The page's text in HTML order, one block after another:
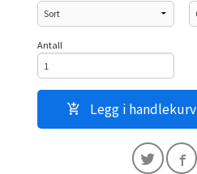
Antall
Legg i handlekurv